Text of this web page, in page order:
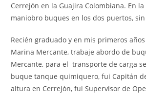
Cerrejón en la Guajira Colombiana. En
maniobro buques en los dos puertos,
Recién graduado y en mis primeros
Marina Mercante, trabaje abordo de
Mercante, para el transporte de carga
buque tanque quimiquero, fui Capitán
altura en Cerrejón, fui Supervisor de